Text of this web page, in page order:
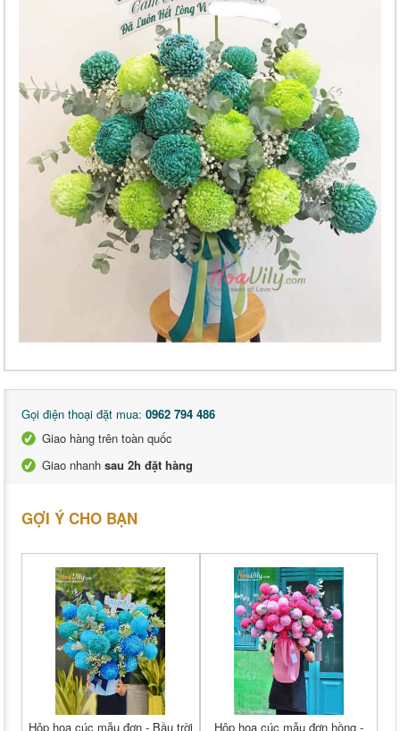
Gọi điện thoại đặt mua: 0962 794 486
Giao hàng trên toàn quốc
Giao nhanh sau 2h đặt hàng
GỢI Ý CHO BẠN
Hộp hoa cúc mẫu đơn - Bầu trời Hộp hoa cúc mẫu đơn hồng -